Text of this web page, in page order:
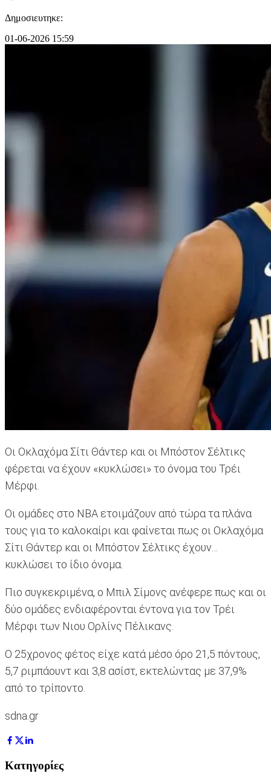
Δημοσιευτηκε:
01-06-2026 15:59
Οι Οκλαχόμα Σίτι Θάντερ και οι Μπόστον Σέλτικς
φέρεται να έχουν «κυκλώσει» το όνομα του Τρέι
Μέρφι.
Οι ομάδες στο ΝΒΑ ετοιμάζουν από τώρα τα πλάνα
τους για το καλοκαίρι και φαίνεται πως οι Οκλαχόμα
Σίτι Θάντερ και οι Μπόστον Σέλτικς έχουν…
κυκλώσει το ίδιο όνομα.
Πιο συγκεκριμένα, ο Μπιλ Σίμονς ανέφερε πως και οι
δύο ομάδες ενδιαφέρονται έντονα για τον Τρέι
Μέρφι των Νιου Ορλίνς Πέλικανς.
Ο 25χρονος φέτος είχε κατά μέσο όρο 21,5 πόντους,
5,7 ριμπάουντ και 3,8 ασίστ, εκτελώντας με 37,9%
από το τρίποντο.
sdna.gr
Κατηγορίες